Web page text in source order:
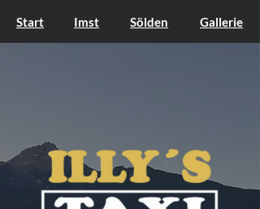
Start Imst Sölden Gallerie